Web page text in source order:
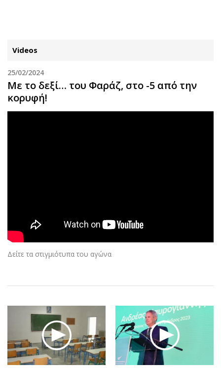
ΚΑΤΗΓΟΡΙΕΣ ΣΥΝΔΕΣΗ
Κύπρος
Αθλητισμός
Κύπρος
Ελλάδα
Κληρώσεις Allwyn
Οικονομία
Real Estate
Επιχειρήσεις
Αγορές
Geek
Νέα
Αυτοκίνηση
Πολιτική
Οικονομία
Γενικά
Αναδρομές
Videos
25/02/2024
Με το δεξί… του Φαράζ, στο -5 από την
κορυφή!
Δείτε τα στιγμιότυπα του αγώνα